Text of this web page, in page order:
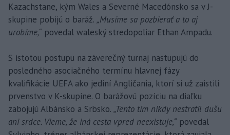
Kazachstane, kým Wales a Severné Macedónsko sa v J-
skupine pobijú o baráž. „Musíme sa pozbierať a to aj
urobíme,“ povedal waleský stredopoliar Ethan Ampadu.
S istotou postupu na záverečný turnaj nastupujú do
posledného asociačného termínu hlavnej fázy
kvalifikácie UEFA ako jediní Angličania, ktorí si už zaistili
prvenstvo v K-skupine. O barážovú pozíciu na diaľku
zabojujú Albánsko a Srbsko. „Tento tím nikdy nestratil dušu
ani srdce. Vieme, že iná cesta vpred neexistuje,“ povedal